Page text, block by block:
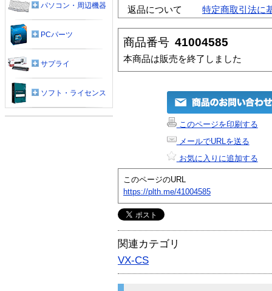
返品について
特定商取引法に
商品番号 41004585
本商品は販売を終了しました
このページを印刷する
メールでURLを送る
お気に入りに追加する
このページのURL
https://plth.me/41004585
関連カテゴリ
VX-CS
パソコン・周辺機器
PCパーツ
サプライ
ソフト・ライセンス